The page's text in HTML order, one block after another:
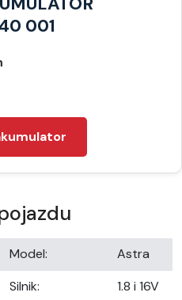
001
Model:
Astra
Silnik:
1.8 i 16V